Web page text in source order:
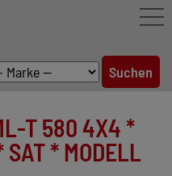
T 580 4X4 *
* MODELL